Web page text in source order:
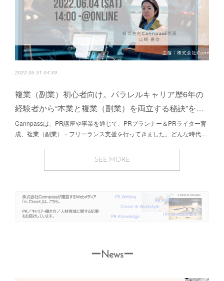
2022.05.31 04:49
複業（副業）初心者向け。パラレルキャリア歴6年の
経験者から“本業と複業（副業）を両立する秘訣”を…
Cannpassは、PR講座や事業を通じて、PRプランナー＆PRライター育
成、複業（副業）・フリーランス支援を行ってきました。どんな時代…
SEE MORE
ーNewsー